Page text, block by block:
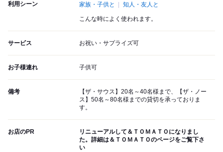
利用シーン 家族・子供と 知人・友人と
こんな時によく使われます。
サービス お祝い・サプライズ可
お子様連れ 子供可
備考
【ザ・サウス】20名～40名様まで、【ザ・ノー
ス】50名～80名様までの貸切を承っておりま
す。
お店のPR
リニューアルして＆ＴＯＭＡＴＯになりまし
た。詳細は＆ＴＯＭＡＴＯのページをご覧下さ
い